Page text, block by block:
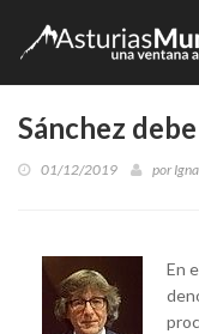
Sánchez
01/12/2019 por
En